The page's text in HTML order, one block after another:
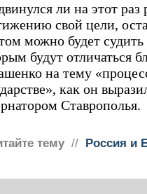
ли на этот
свой цели,
можно будет
будут отличаться
на тему
как он
Ставрополья.
тему // Россия и